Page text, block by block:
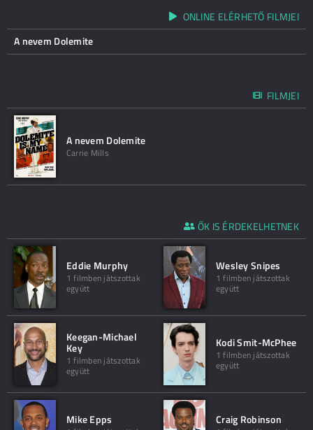
ONLINE ELÉRHETŐ FILMJEI
A nevem Dolemite
FILMJEI
A nevem Dolemite
Carrie Mills
ŐK IS ÉRDEKELHETNEK
Eddie Murphy
1 filmben játszottak
együtt
Wesley Snipes
1 filmben játszottak
együtt
Keegan-Michael
Key
1 filmben játszottak
együtt
Kodi Smit-McPhee
1 filmben játszottak
együtt
Mike Epps Craig Robinson